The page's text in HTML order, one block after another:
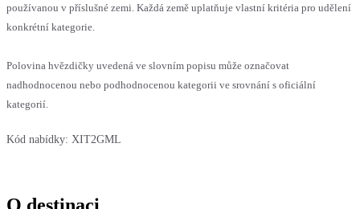
používanou v příslušné zemi. Každá země uplatňuje vlastní kritéria pro udělení
konkrétní kategorie.
Polovina hvězdičky uvedená ve slovním popisu může označovat
nadhodnocenou nebo podhodnocenou kategorii ve srovnání s oficiální
kategorií.
Kód nabídky: XIT2GML